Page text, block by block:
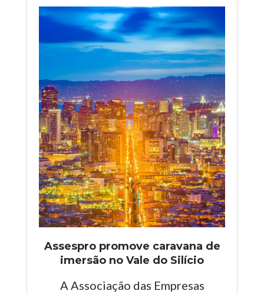
Assespro promove caravana de
imersão no Vale do Silício
A Associação das Empresas